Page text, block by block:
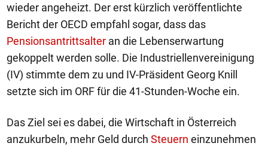
wieder angeheizt. Der erst kürzlich veröffentlichte
Bericht der OECD empfahl sogar, dass das
Pensionsantrittsalter an die Lebenserwartung
gekoppelt werden solle. Die Industriellenvereinigung
(IV) stimmte dem zu und IV-Präsident Georg Knill
setzte sich im ORF für die 41-Stunden-Woche ein.
Das Ziel sei es dabei, die Wirtschaft in Österreich
anzukurbeln, mehr Geld durch Steuern einzunehmen